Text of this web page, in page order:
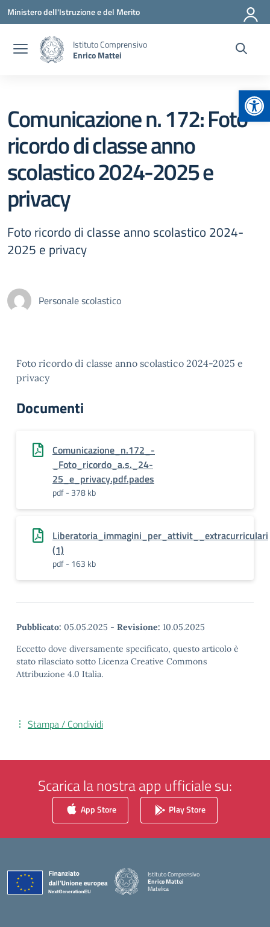
Vai ai contenuti
Vai al menu di navigazione
Vai al footer
Ministero dell'Istruzione e del Merito
Istituto Comprensivo
Enrico Mattei
Comunicazione n. 172: Foto
ricordo di classe anno
scolastico 2024-2025 e
privacy
Foto ricordo di classe anno scolastico 2024-
2025 e privacy
Personale scolastico
Foto ricordo di classe anno scolastico 2024-2025 e
privacy
Documenti
Comunicazione_n.172_-
_Foto_ricordo_a.s._24-
25_e_privacy.pdf.pades
pdf - 378 kb
Liberatoria_immagini_per_attivit__extracurriculari
(1)
pdf - 163 kb
Pubblicato: 05.05.2025 - Revisione: 10.05.2025
Eccetto dove diversamente specificato, questo articolo è
stato rilasciato sotto Licenza Creative Commons
Attribuzione 4.0 Italia.
Stampa / Condividi
Scarica la nostra app ufficiale su:
App Store Play Store
Istituto Comprensivo
Enrico Mattei
Matelica